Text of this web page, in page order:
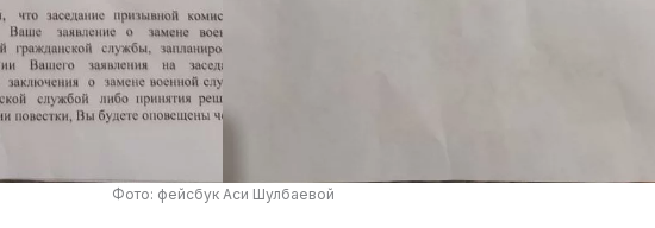
Фото: фейсбук Аси Шулбаевой